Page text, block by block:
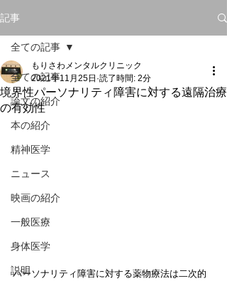
記事
全ての記事
論文の紹介
本の紹介
精神医学
ニュース
映画の紹介
一般医療
身体医学
説明
全ての記事
境界性パーソナリティ障害に対する遠隔治療
の有効性
もりさわメンタルクリニック
2021年11月25日 読了時間: 2分
パーソナリティ障害に対する薬物療法は二次的